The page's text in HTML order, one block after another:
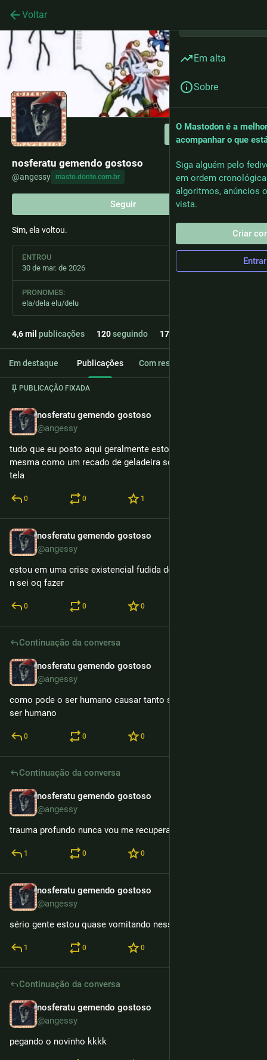
Voltar
nosferatu gemendo gostoso
@angessy masto.donte.com.br
Seguir
Sim, ela voltou.
ENTROU
30 de mar. de 2026
PRONOMES:
ela/dela elu/delu
4,6mil publicações 120seguindo 172
Em destaque Publicações Com respostas
PUBLICAÇÃO FIXADA
nosferatu gemendo gostoso
@angessy
tudo que eu posto aqui geralmente estou postando para mim
mesma como um recado de geladeira só que dentro de uma
tela
0 0 1
nosferatu gemendo gostoso
@angessy
estou em uma crise existencial fudida desde semana passada
n sei oq fazer
0 0 0
Continuação da conversa
nosferatu gemendo gostoso
@angessy
como pode o ser humano causar tanto sofrimento pra outro
ser humano
0 0 0
Continuação da conversa
nosferatu gemendo gostoso
@angessy
trauma profundo nunca vou me recuperar
1 0 0
nosferatu gemendo gostoso
@angessy
sério gente estou quase vomitando nessa porra
1 0 0
Continuação da conversa
nosferatu gemendo gostoso
@angessy
pegando o novinho kkkk
Em alta
Sobre
O Mastodon é a
acompanhar o que
Siga alguém pelo
em ordem
algoritmos, anúncios
vista.
Criar
Entrar